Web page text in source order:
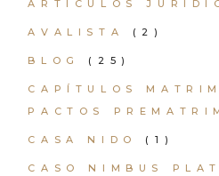
ARTÍCULOS
AVALISTA (2)
BLOG (25)
CAPÍTULOS
PACTOS
CASA NIDO (1)
CASO NIMBUS